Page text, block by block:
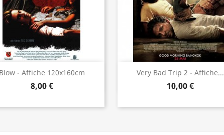
Blow - Affiche 120x160cm
8,00 €
 Aperçu rapide Very Bad Trip 2 - Affiche...
10,00 €
Aperçu rapide